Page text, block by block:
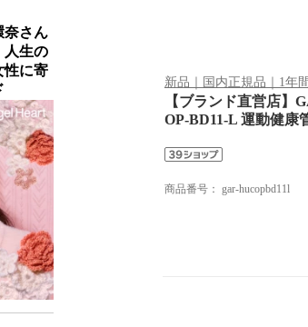
新品｜国内正規品｜1年
【ブランド直営店
OP-BD11-L 運動健康
商品番号： gar-hucopbd11l